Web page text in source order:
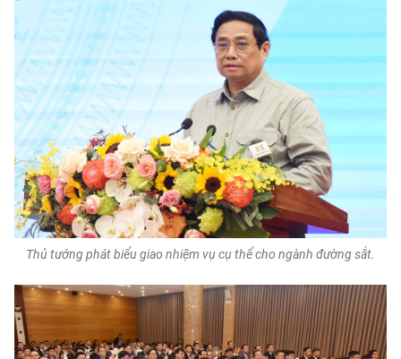
Media Y tế
Media Khoa học - Công nghệ
Media Môi trường
Ảnh
Infographic
TIN MỚI
TIN ĐỊA PHƯƠNG
Trung du và miền núi phía Bắc
Đồng bằng sông Hồng
Thủ tướng phát biểu giao nhiệm vụ cụ thể cho ngành đường sắt.